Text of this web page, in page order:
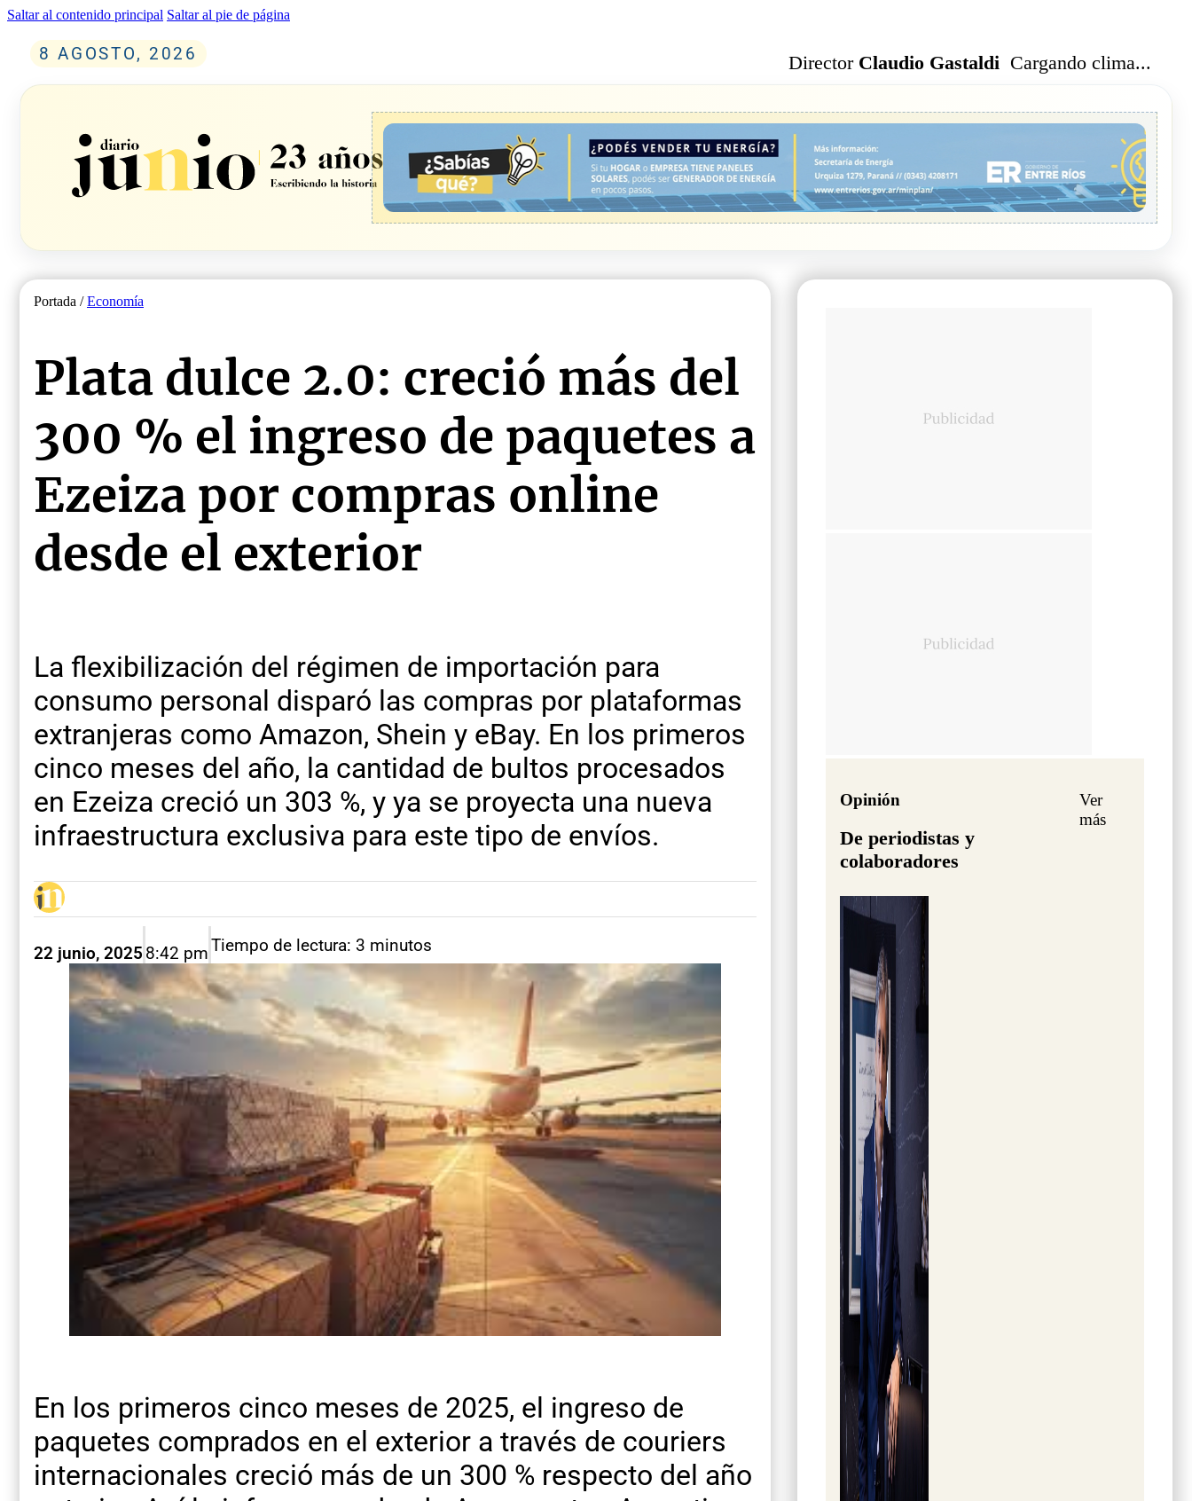
Saltar al contenido principal Saltar al pie de página
8 AGOSTO, 2026 Director Claudio Gastaldi Cargando clima...
Portada /Economía
Plata dulce 2.0: creció más del
300 % el ingreso de paquetes a
Ezeiza por compras online
desde el exterior
La flexibilización del régimen de importación para
consumo personal disparó las compras por plataformas
extranjeras como Amazon, Shein y eBay. En los primeros
cinco meses del año, la cantidad de bultos procesados
en Ezeiza creció un 303 %, y ya se proyecta una nueva
infraestructura exclusiva para este tipo de envíos.
22 junio, 2025 8:42 pmTiempo de lectura: 3 minutos
En los primeros cinco meses de 2025, el ingreso de
paquetes comprados en el exterior a través de couriers
internacionales creció más de un 300 % respecto del año
Opinión
De periodistas y
colaboradores
Ver
más